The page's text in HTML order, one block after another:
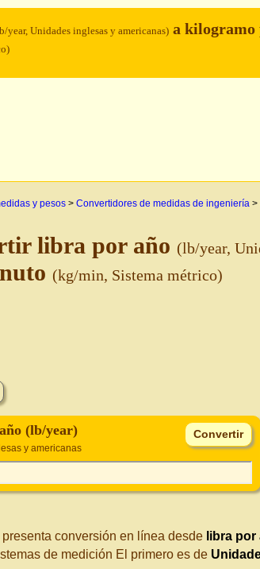
year, Unidades inglesas y americanas) a
y pesos > Convertidores de medidas de ingeniería >
libra por año (lb/year,
(kg/min, Sistema métrico)
(lb/year)
y americanas
conversión en línea desde libra por
de medición El primero es de